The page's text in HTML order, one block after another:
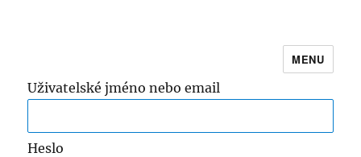
MENU
Uživatelské jméno nebo email
Heslo